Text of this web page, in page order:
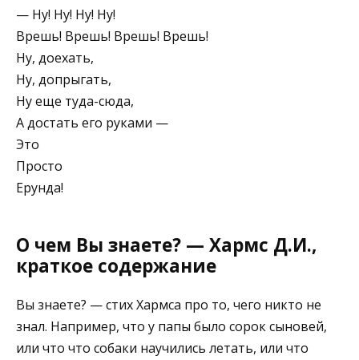
— Ну! Ну! Ну! Ну!
Врешь! Врешь! Врешь! Врешь!
Ну, доехать,
Ну, допрыгать,
Ну еще туда-сюда,
А достать его руками —
Это
Просто
Ерунда!
О чем Вы знаете? — Хармс Д.И.,
краткое содержание
Вы знаете? — стих Хармса про то, чего никто не
знал. Например, что у папы было сорок сыновей,
или что что собаки научились летать, или что